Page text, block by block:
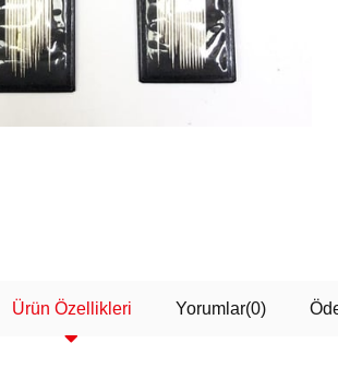
Ürün Özellikleri Yorumlar(0)